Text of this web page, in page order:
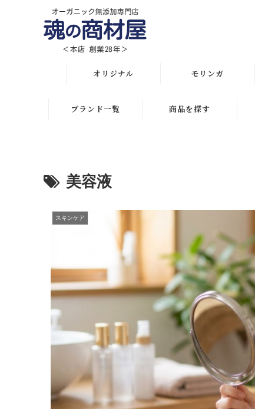
オリジナル
オリジナル全商品
化粧水比較表
スキンケア
ボディケア
ヘアケア
発酵モリンガ
生活用品
人気ランキング
モリンガ
解説 モリンガとは
スキン＆ボディケア
モリンガヘアケア
モリンガ全商品
モリンガ特集
ブランド一覧 商品を探す
ヘアケアお悩み解決
オリジナル化粧水比較
お手入れ手順で選ぶ
季節のおススメ
ロングセラー
健康と美容アンケート
インスタグラムVoice
美容液
スキンケア